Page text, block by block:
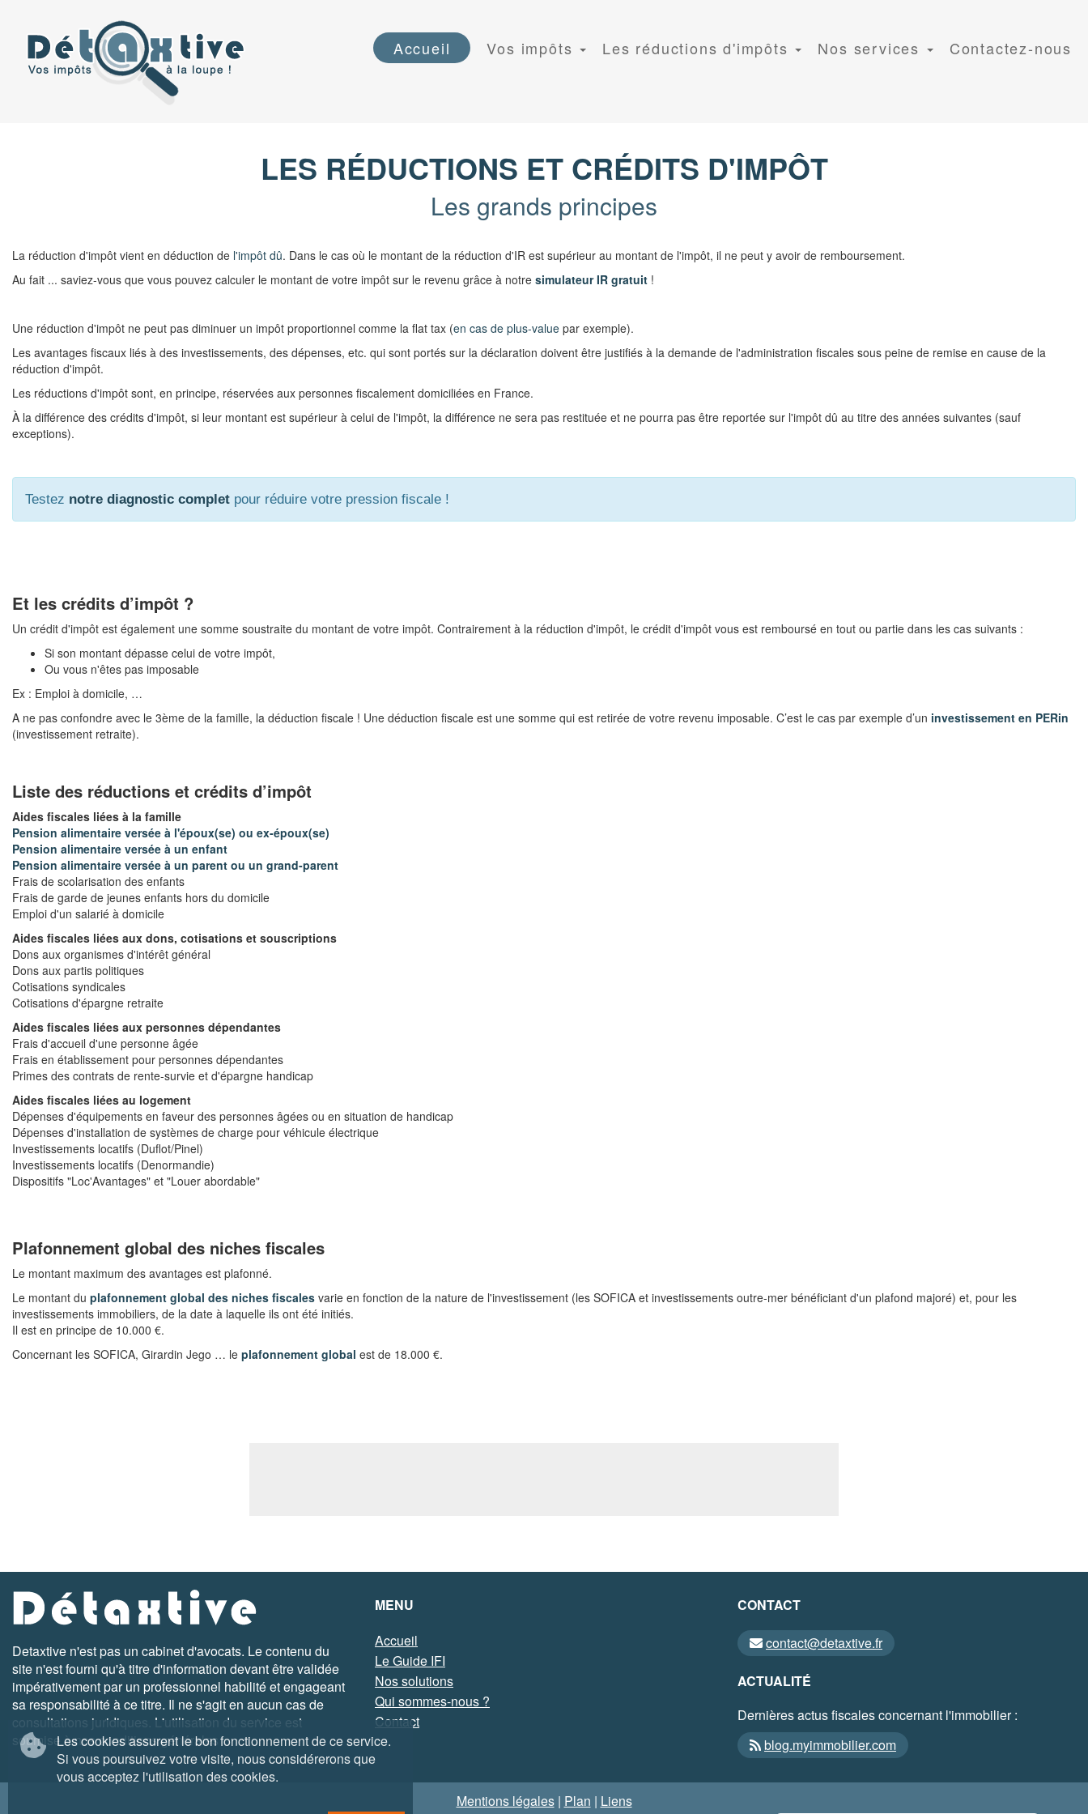
contenu
Accueil Vos impôts Les réductions d'impôts Nos services Contactez-nous
Les cookies assurent le bon fonctionnement de ce service.
Si vous poursuivez votre visite, nous considérerons que
vous acceptez l'utilisation des cookies.
LES RÉDUCTIONS ET CRÉDITS D'IMPÔT
Les grands principes
La réduction d'impôt vient en déduction de l'impôt dû. Dans le cas où le montant de la réduction d'IR est supérieur au montant de l'impôt, il ne peut y avoir de remboursement.
Au fait ... saviez-vous que vous pouvez calculer le montant de votre impôt sur le revenu grâce à notre simulateur IR gratuit !
Une réduction d'impôt ne peut pas diminuer un impôt proportionnel comme la flat tax (en cas de plus-value par exemple).
Les avantages fiscaux liés à des investissements, des dépenses, etc. qui sont portés sur la déclaration doivent être justifiés à la demande de l'administration fiscales sous peine de remise en cause de la
réduction d'impôt.
Les réductions d'impôt sont, en principe, réservées aux personnes fiscalement domiciliées en France.
À la différence des crédits d'impôt, si leur montant est supérieur à celui de l'impôt, la différence ne sera pas restituée et ne pourra pas être reportée sur l'impôt dû au titre des années suivantes (sauf
exceptions).
Testez notre diagnostic complet pour réduire votre pression fiscale !
Et les crédits d’impôt ?
Un crédit d'impôt est également une somme soustraite du montant de votre impôt. Contrairement à la réduction d'impôt, le crédit d'impôt vous est remboursé en tout ou partie dans les cas suivants :
Si son montant dépasse celui de votre impôt,
Ou vous n'êtes pas imposable
Ex : Emploi à domicile, …
A ne pas confondre avec le 3ème de la famille, la déduction fiscale ! Une déduction fiscale est une somme qui est retirée de votre revenu imposable. C’est le cas par exemple d’un investissement en PERin
(investissement retraite).
Liste des réductions et crédits d’impôt
Aides fiscales liées à la famille
Pension alimentaire versée à l'époux(se) ou ex-époux(se)
Pension alimentaire versée à un enfant
Pension alimentaire versée à un parent ou un grand-parent
Frais de scolarisation des enfants
Frais de garde de jeunes enfants hors du domicile
Emploi d'un salarié à domicile
Aides fiscales liées aux dons, cotisations et souscriptions
Dons aux organismes d'intérêt général
Dons aux partis politiques
Cotisations syndicales
Cotisations d'épargne retraite
Aides fiscales liées aux personnes dépendantes
Frais d'accueil d'une personne âgée
Frais en établissement pour personnes dépendantes
Primes des contrats de rente-survie et d'épargne handicap
Aides fiscales liées au logement
Dépenses d'équipements en faveur des personnes âgées ou en situation de handicap
Dépenses d'installation de systèmes de charge pour véhicule électrique
Investissements locatifs (Duflot/Pinel)
Investissements locatifs (Denormandie)
Dispositifs "Loc'Avantages" et "Louer abordable"
Plafonnement global des niches fiscales
Le montant maximum des avantages est plafonné.
Le montant du plafonnement global des niches fiscales varie en fonction de la nature de l'investissement (les SOFICA et investissements outre-mer bénéficiant d'un plafond majoré) et, pour les
investissements immobiliers, de la date à laquelle ils ont été initiés.
Il est en principe de 10.000 €.
Concernant les SOFICA, Girardin Jego … le plafonnement global est de 18.000 €.
Detaxtive n'est pas un cabinet d'avocats. Le contenu du
site n'est fourni qu'à titre d'information devant être validée
impérativement par un professionnel habilité et engageant
sa responsabilité à ce titre. Il ne s'agit en aucun cas de
consultations juridiques. L'utilisation du service est
soumise à nos conditions générales
MENU
Accueil
Le Guide IFI
Nos solutions
Qui sommes-nous ?
Contact
CONTACT
contact@detaxtive.fr
ACTUALITÉ
Dernières actus fiscales concernant l'immobilier :
blog.myimmobilier.com
Mentions légales| Plan | Liens